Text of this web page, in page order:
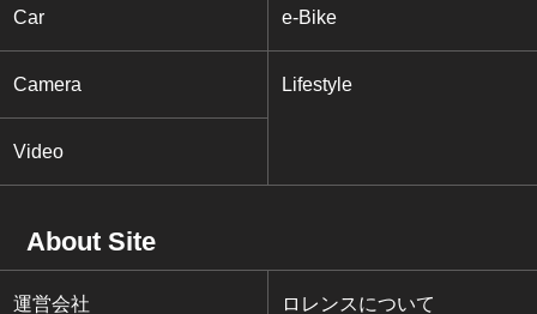
Car e-Bike
Camera Lifestyle
Video
About Site
運営会社 ロレンスについて